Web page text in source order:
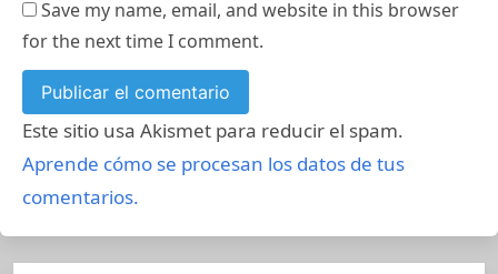
Save my name, email, and website in this browser
for the next time I comment.
Este sitio usa Akismet para reducir el spam.
Aprende cómo se procesan los datos de tus
comentarios.